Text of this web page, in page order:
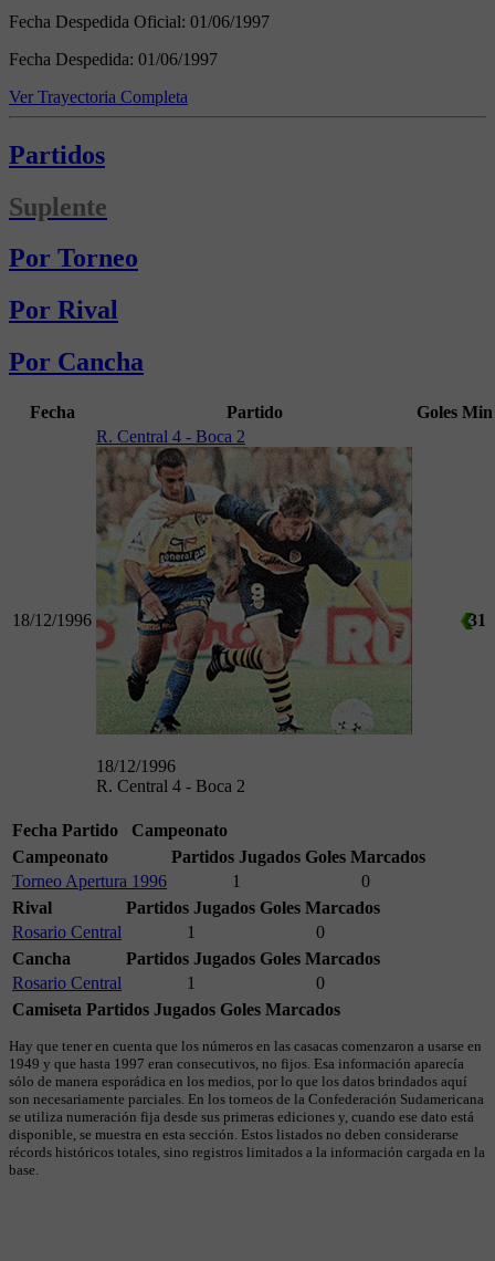
Fecha Despedida Oficial: 01/06/1997
Fecha Despedida: 01/06/1997
Ver Trayectoria Completa
Partidos
Suplente
Por Torneo
Por Rival
Por Cancha
Fecha Partido Goles Min
18/12/1996
R. Central 4 - Boca 2
18/12/1996
R. Central 4 - Boca 2
31
Fecha Partido
Campeonato
Campeonato
Partidos Jugados Goles Marcados
Torneo Apertura 1996
1
0
Rival
Partidos Jugados Goles Marcados
Rosario Central
1
0
Cancha
Partidos Jugados Goles Marcados
Rosario Central
1
0
Camiseta Partidos Jugados Goles Marcados
Hay que tener en cuenta que los números en las casacas comenzaron a usarse en
1949 y que hasta 1997 eran consecutivos, no fijos. Esa información aparecía
sólo de manera esporádica en los medios, por lo que los datos brindados aquí
son necesariamente parciales. En los torneos de la Confederación Sudamericana
se utiliza numeración fija desde sus primeras ediciones y, cuando ese dato está
disponible, se muestra en esta sección. Estos listados no deben considerarse
récords históricos totales, sino registros limitados a la información cargada en la
base.